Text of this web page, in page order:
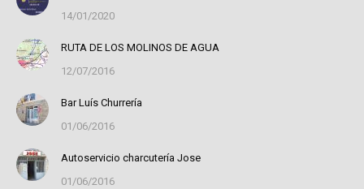
14/01/2020
RUTA DE LOS MOLINOS DE AGUA
12/07/2016
Bar Luís Churrería
01/06/2016
Autoservicio charcutería Jose
01/06/2016